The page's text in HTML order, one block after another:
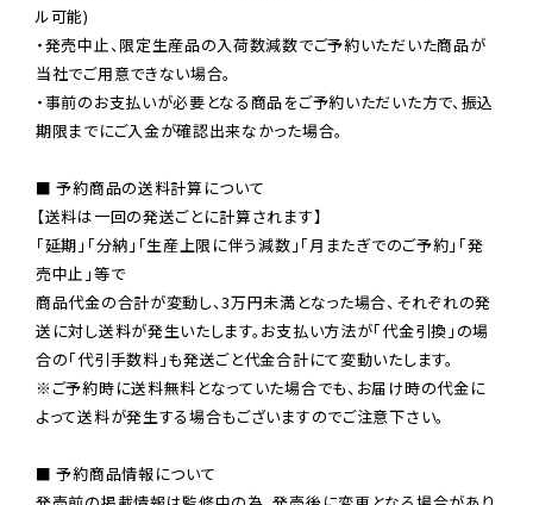
ル可能)
・発売中止、限定生産品の入荷数減数でご予約いただいた商品が
当社でご用意できない場合。
・事前のお支払いが必要となる商品をご予約いただいた方で、振込
期限までにご入金が確認出来なかった場合。
■ 予約商品の送料計算について
【送料は一回の発送ごとに計算されます】
「延期」「分納」「生産上限に伴う減数」「月またぎでのご予約」「発
売中止」等で
商品代金の合計が変動し、3万円未満となった場合、それぞれの発
送に対し送料が発生いたします。お支払い方法が「代金引換」の場
※ご予約時に送料無料となっていた場合でも、お届け時の代金に
よって送料が発生する場合もございますのでご注意下さい。
■ 予約商品情報について